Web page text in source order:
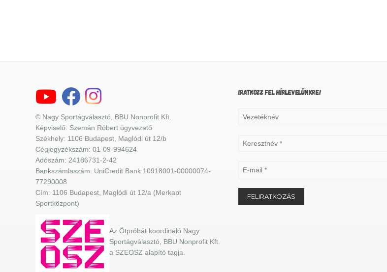
© Nagy Sportágválasztó, BBU Nonprofit Kft.
Képviselő: Szemán Róbert ügyvezető
Székhely: 1106 Budapest, Maglódi út 12/b
Cégjegyzékszám: 01-09-994624
Adószám: 24186731-2-42
Bankszámlaszám: UniCredit Bank 10918001-00000074-
77290008
Cím: 1106 Budapest, Maglódi út 12/a (Merkapt
Sportközpont)
Az Ötpróbát koordináló Nagy
Sportágválasztó, BBU Nonprofit Kft.
a SZEOSZ alapító tagja.
IRATKOZZ FEL HÍRLEVELÜNKRE!